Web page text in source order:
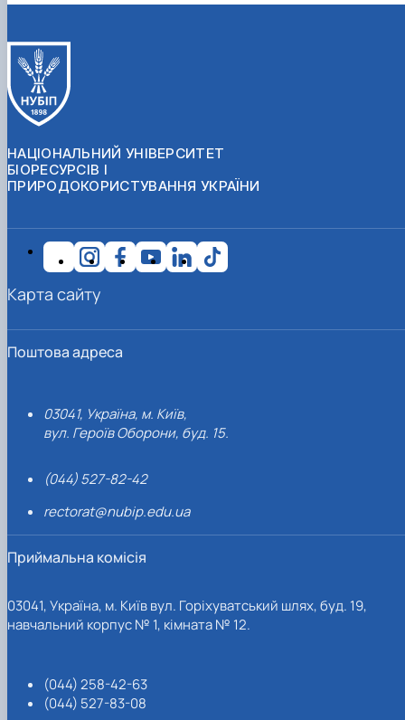
НАЦІОНАЛЬНИЙ УНІВЕРСИТЕТ
БІОРЕСУРСІВ І
ПРИРОДОКОРИСТУВАННЯ УКРАЇНИ
Поштова адреса
03041, Україна, м. Київ,
вул. Героїв Оборони, буд. 15.
(044) 527-82-42
rectorat@nubip.edu.ua
Приймальна комісія
03041, Україна, м. Київ вул. Горіхуватський шлях, буд. 19,
навчальний корпус № 1, кімната № 12.
(044) 258-42-63
(044) 527-83-08
Карта сайту